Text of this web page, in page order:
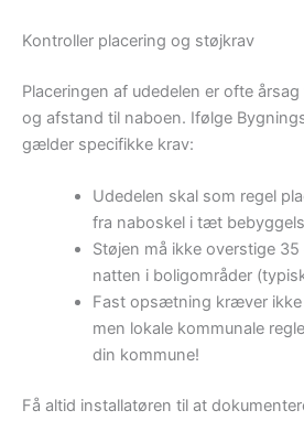
Kontroller placering og støjkrav
Placeringen af udedelen er ofte
og afstand til naboen. Ifølge
gælder specifikke krav:
Udedelen skal som regel
fra naboskel i tæt
Støjen må ikke overstige
natten i boligområder
Fast opsætning kræver ikke
men lokale kommunale
din kommune!
Få altid installatøren til at